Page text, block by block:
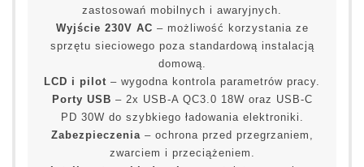
zastosowań mobilnych i awaryjnych.
Wyjście 230V AC – możliwość korzystania ze
sprzętu sieciowego poza standardową instalacją
domową.
LCD i pilot – wygodna kontrola parametrów pracy.
Porty USB – 2x USB-A QC3.0 18W oraz USB-C
PD 30W do szybkiego ładowania elektroniki.
Zabezpieczenia– ochrona przed przegrzaniem,
zwarciem i przeciążeniem.